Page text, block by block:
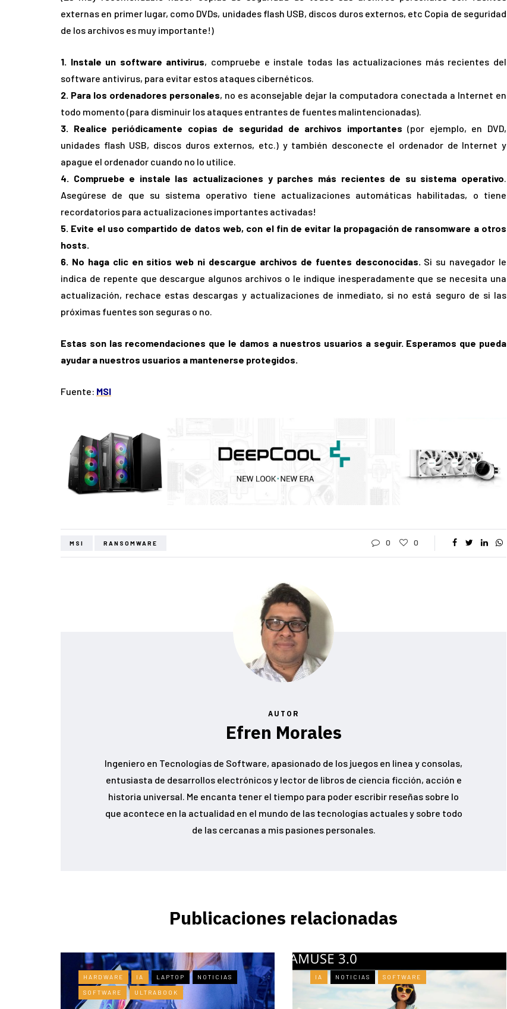
externas en primer lugar, como DVDs, unidades flash USB, discos duros externos, etc Copia de seguridad
de los archivos es muy importante!)
1. Instale un software antivirus, compruebe e instale todas las actualizaciones más recientes del
software antivirus, para evitar estos ataques cibernéticos.
2. Para los ordenadores personales, no es aconsejable dejar la computadora conectada a Internet en
todo momento (para disminuir los ataques entrantes de fuentes malintencionadas).
3. Realice periódicamente copias de seguridad de archivos importantes (por ejemplo, en DVD,
unidades flash USB, discos duros externos, etc.) y también desconecte el ordenador de Internet y
apague el ordenador cuando no lo utilice.
4. Compruebe e instale las actualizaciones y parches más recientes de su sistema operativo
Asegúrese de que su sistema operativo tiene actualizaciones automáticas habilitadas, o tiene
recordatorios para actualizaciones importantes activadas!
5. Evite el uso compartido de datos web, con el fin de evitar la propagación de ransomware a otros
hosts.
6. No haga clic en sitios web ni descargue archivos de fuentes desconocidas. Si su navegador le
indica de repente que descargue algunos archivos o le indique inesperadamente que se necesita una
actualización, rechace estas descargas y actualizaciones de inmediato, si no está seguro de si las
próximas fuentes son seguras o no.
Estas son las recomendaciones que le damos a nuestros usuarios a seguir. Esperamos que pueda
ayudar a nuestros usuarios a mantenerse protegidos.
Fuente: MSI
MSI RANSOMWARE 0 0
AUTOR
Efren Morales
Ingeniero en Tecnologías de Software, apasionado de los juegos en linea y consolas,
entusiasta de desarrollos electrónicos y lector de libros de ciencia ficción, acción e
historia universal. Me encanta tener el tiempo para poder escribir reseñas sobre lo
que acontece en la actualidad en el mundo de las tecnologías actuales y sobre todo
de las cercanas a mis pasiones personales.
Publicaciones relacionadas
HARDWARE IA LAPTOP NOTICIAS
SOFTWARE ULTRABOOK
IA NOTICIAS SOFTWARE